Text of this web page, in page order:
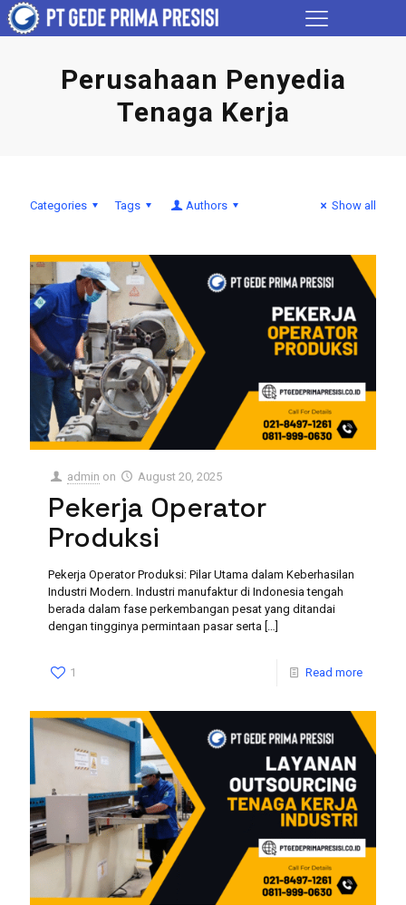
Perusahaan Penyedia
Tenaga Kerja
Categories Tags Authors Show all
admin on August 20, 2025
Pekerja Operator
Produksi
Pekerja Operator Produksi: Pilar Utama dalam Keberhasilan
Industri Modern. Industri manufaktur di Indonesia tengah
berada dalam fase perkembangan pesat yang ditandai
dengan tingginya permintaan pasar serta […]
1 Read more